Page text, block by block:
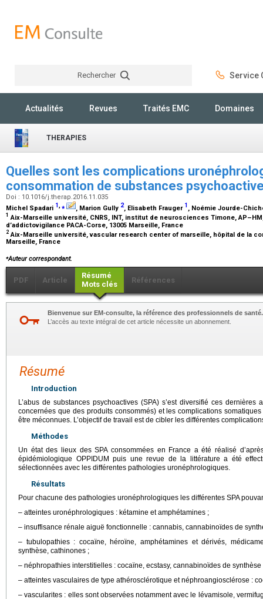
Rechercher Service
Actualités Revues Traités EMC Domaines
THERAPIES
Quelles sont les complications
consommation de substances
Doi : 10.1016/j.therap.2016.11.035
Michel Spadari 1,⁎ , Marion Gully 2, Elisabeth Frauger 1 , Noémie Jourde-
1 Aix-Marseille université, CNRS, INT, institut de neurosciences Timone,
d’addictovigilance PACA-Corse, 13005 Marseille, France
2 Aix-Marseille université, vascular research center of marseille, hôpital de la
Marseille, France
⁎Auteur correspondant.
PDF Article
Résumé
Mots clés
Références
Bienvenue sur EM-consulte, la référence des professionnels de santé.
L’accès au texte intégral de cet article nécessite un abonnement.
Résumé
Introduction
L’abus de substances psychoactives (SPA) s’est diversifié ces
concernées que des produits consommés) et les complications
être méconnues. L’objectif de travail est de cibler les différentes
Méthodes
Un état des lieux des SPA consommées en France a été réalisé
épidémiologique OPPIDUM puis une revue de la littérature a été
sélectionnées avec les différentes pathologies uronéphrologiques.
Résultats
Pour chacune des pathologies uronéphrologiques les différentes SPA
– atteintes uronéphrologiques : kétamine et amphétamines ;
– insuffisance rénale aiguë fonctionnelle : cannabis, cannabinoïdes de
– tubulopathies : cocaïne, héroïne, amphétamines et dérivés,
synthèse, cathinones ;
– néphropathies interstitielles : cocaïne, ecstasy, cannabinoïdes de synthèse
– atteintes vasculaires de type athérosclérotique et néphroangiosclérose :
– vascularites : elles sont observées notamment avec le lévamisole,